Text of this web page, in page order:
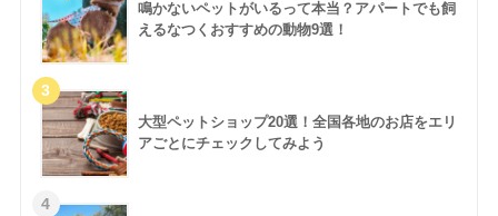
鳴かないペットがいるって本当？アパートでも飼
えるなつくおすすめの動物9選！
大型ペットショップ20選！全国各地のお店をエリ
アごとにチェックしてみよう